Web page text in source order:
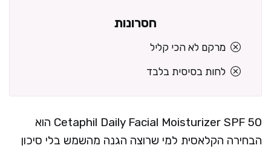
חסרונות
מרקם לא הכי קליל
לחות בסיסית בלבד
Cetaphil Daily Facial Moisturizer SPF 50 הוא
הבחירה הקלאסית למי שרוצה הגנה מהשמש בלי סיכון